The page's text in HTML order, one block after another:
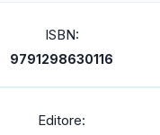
ISBN:
9791298630116
Editore: